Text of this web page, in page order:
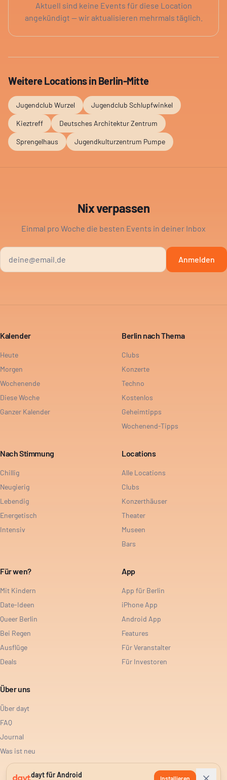
Aktuell sind keine Events für diese Location
angekündigt — wir aktualisieren mehrmals täglich.
Weitere Locations in Berlin-Mitte
Jugendclub Wurzel Jugendclub Schlupfwinkel
Kieztreff Deutsches Architektur Zentrum
Sprengelhaus Jugendkulturzentrum Pumpe
Nix verpassen
Einmal pro Woche die besten Events in deiner Inbox
Anmelden
Kalender
Heute
Morgen
Wochenende
Diese Woche
Ganzer Kalender
Berlin nach Thema
Clubs
Konzerte
Techno
Kostenlos
Geheimtipps
Wochenend-Tipps
Nach Stimmung
Chillig
Neugierig
Lebendig
Energetisch
Intensiv
Locations
Alle Locations
Clubs
Konzerthäuser
Theater
Museen
Bars
Für wen?
Mit Kindern
Date-Ideen
Queer Berlin
Bei Regen
Ausflüge
Deals
App
App für Berlin
iPhone App
Android App
Features
Für Veranstalter
Für Investoren
Über uns
Über dayt
FAQ
Journal
Was ist neu
dayt für Android Installieren